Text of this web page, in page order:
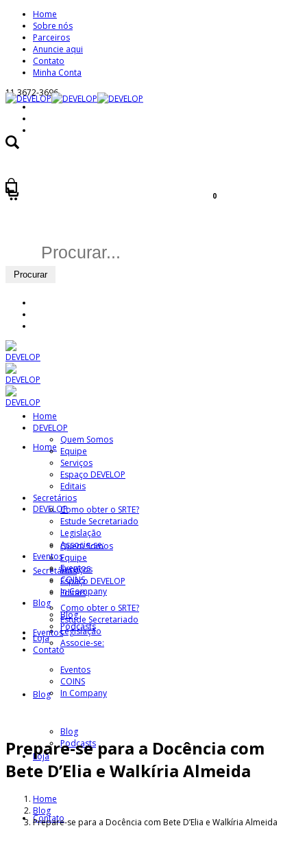
Home
Sobre nós
Parceiros
Anuncie aqui
Contato
Minha Conta
11 3672-3696
0
Home
DEVELOP
Quem Somos
Equipe
Serviços
Espaço DEVELOP
Editais
Secretários
Como obter o SRTE?
Estude Secretariado
Legislação
Associe-se:
Eventos
Eventos
COINS
In Company
Blog
Blog
Podcasts
Loja
Contato
Home
DEVELOP
Quem Somos
Equipe
Serviços
Espaço DEVELOP
Editais
Secretários
Como obter o SRTE?
Estude Secretariado
Legislação
Associe-se:
Eventos
Eventos
COINS
In Company
Blog
Blog
Podcasts
Loja
Contato
Prepare-se para a Docência com
Bete D’Elia e Walkíria Almeida
Home
Blog
Prepare-se para a Docência com Bete D’Elia e Walkíria Almeida